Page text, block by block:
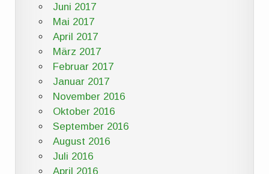
Juni 2017
Mai 2017
April 2017
März 2017
Februar 2017
Januar 2017
November 2016
Oktober 2016
September 2016
August 2016
Juli 2016
April 2016